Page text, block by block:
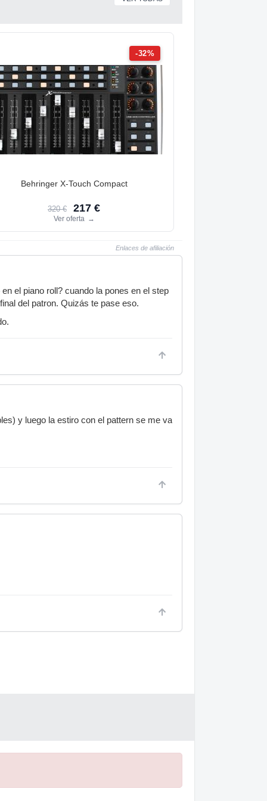
-32%
Behringer X-Touch Compact
320 € 217 €
Ver oferta →
Enlaces de afiliación
el piano roll? cuando la pones en el step
del patron. Quizás te pase eso.
y luego la estiro con el pattern se me va